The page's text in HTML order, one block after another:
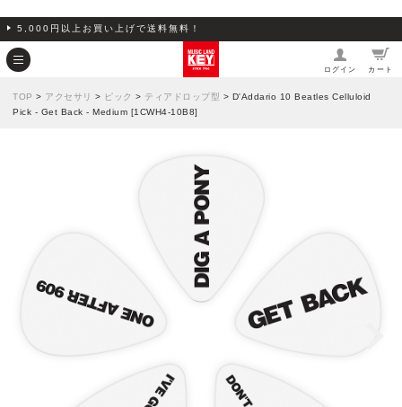
5,000円以上お買い上げで送料無料！
ログイン カート
TOP > アクセサリ > ピック > ティアドロップ型 > D'Addario 10 Beatles Celluloid
Pick - Get Back - Medium [1CWH4-10B8]